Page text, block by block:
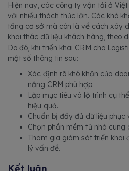
Hiện nay, các công ty vận tải ở
với nhiều thách thức lớn. Các khó
tầng cơ sở mà còn là về cách xây
khai thác dữ liệu khách hàng, theo
Do đó, khi triển khai CRM cho
một số thông tin sau:
Xác định rõ khó khăn của
năng CRM phù hợp.
Lập mục tiêu và lộ trình cụ
hiệu quả.
Chuẩn bị đầy đủ dữ liệu phục
Chọn phần mềm từ nhà
Tham gia giám sát triển khai
lý vấn đề.